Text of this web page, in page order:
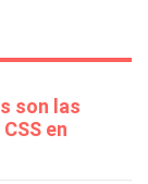
son las
en